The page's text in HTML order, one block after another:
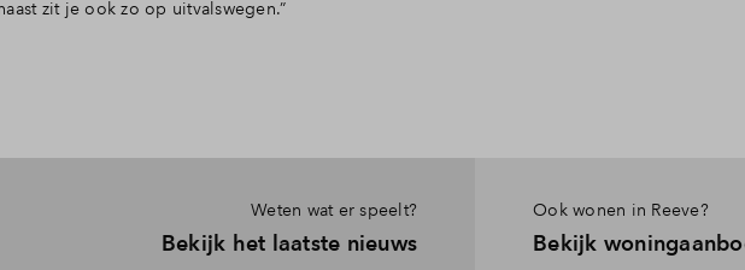
zit je ook zo op uitvalswegen.”
Weten wat er speelt?
Bekijk het laatste nieuws
Ook wonen in Reeve?
Bekijk